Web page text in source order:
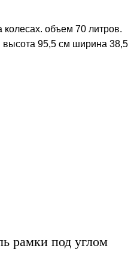
колесах. объем 70 литров.
высота 95,5 см ширина 38,5
рамки под углом